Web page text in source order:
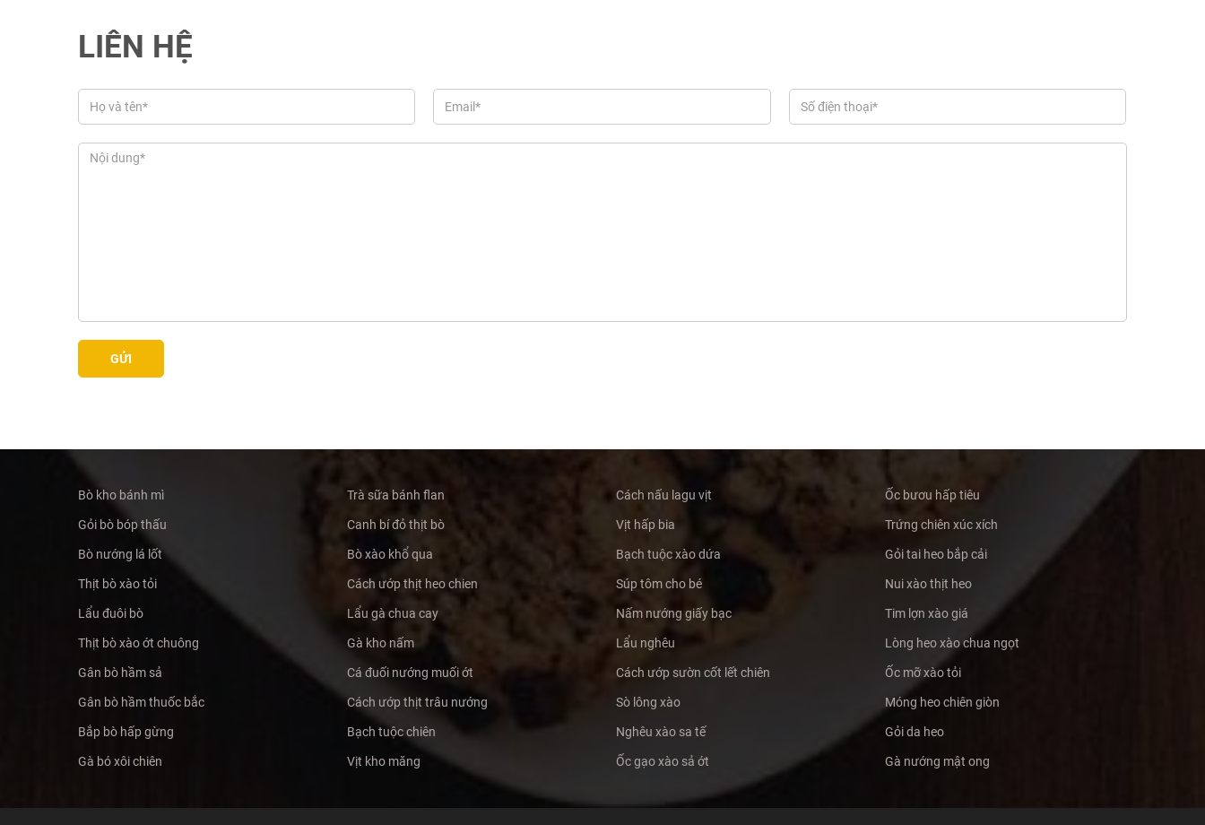
LIÊN HỆ
GỬI
Bò kho bánh mì
Gỏi bò bóp thấu
Bò nướng lá lốt
Thịt bò xào tỏi
Lẩu đuôi bò
Thịt bò xào ớt chuông
Gân bò hầm sả
Gân bò hầm thuốc bắc
Bắp bò hấp gừng
Gà bó xôi chiên
Trà sữa bánh flan
Canh bí đỏ thịt bò
Bò xào khổ qua
Cách ướp thịt heo chien
Lẩu gà chua cay
Gà kho nấm
Cá đuối nướng muối ớt
Cách ướp thịt trâu nướng
Bạch tuộc chiên
Vịt kho măng
Cách nấu lagu vịt
Vịt hấp bia
Bạch tuộc xào dứa
Súp tôm cho bé
Nấm nướng giấy bạc
Lẩu nghêu
Cách ướp sườn cốt lết chiên
Sò lông xào
Nghêu xào sa tế
Ốc gạo xào sả ớt
Ốc bươu hấp tiêu
Trứng chiên xúc xích
Gỏi tai heo bắp cải
Nui xào thịt heo
Tim lợn xào giá
Lòng heo xào chua ngọt
Ốc mỡ xào tỏi
Móng heo chiên giòn
Gỏi da heo
Gà nướng mật ong